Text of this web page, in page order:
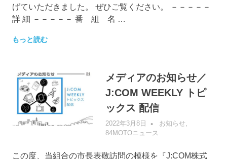
げていただきました。 ぜひご覧ください。 －－－－－
詳 細 －－－－－ 番 組 名 …
もっと読む
メディアのお知らせ／
J:COM WEEKLY トピ
ックス 配信
2022年3月8日 管理者
お知らせ,
84MOTOニュース
この度、当組合の市長表敬訪問の模様を『J:COM株式